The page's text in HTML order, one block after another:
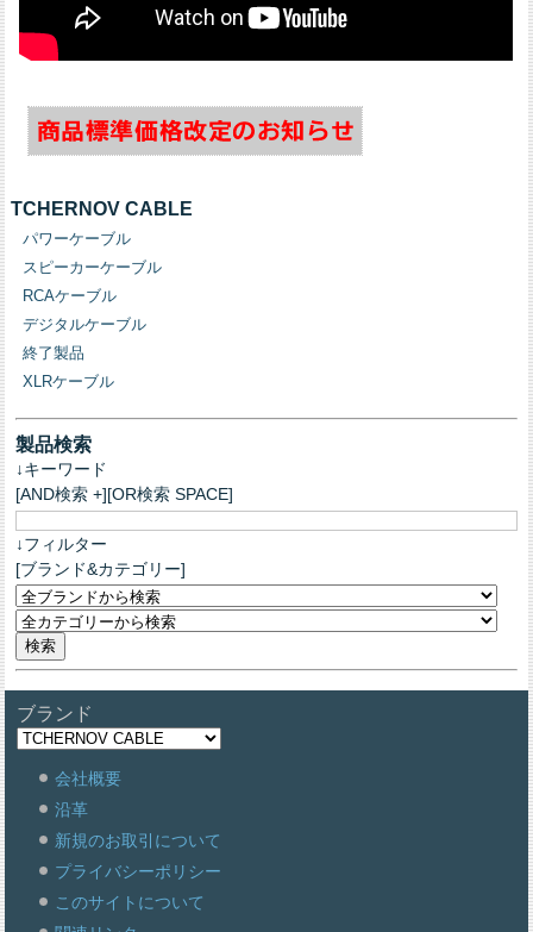
TCHERNOV CABLE
パワーケーブル
スピーカーケーブル
RCAケーブル
デジタルケーブル
終了製品
XLRケーブル
製品検索
↓キーワード
[AND検索 +][OR検索 SPACE]
↓フィルター
[ブランド&カテゴリー]
ブランド
会社概要
沿革
新規のお取引について
プライバシーポリシー
このサイトについて